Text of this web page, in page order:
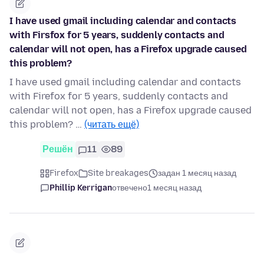
I have used gmail including calendar and contacts
with Firsfox for 5 years, suddenly contacts and
calendar will not open, has a Firefox upgrade caused
this problem?
I have used gmail including calendar and contacts
with Firefox for 5 years, suddenly contacts and
calendar will not open, has a Firefox upgrade caused
this problem? … (читать ещё)
Решён 11 89
Firefox Site breakages
задан 1 месяц назад
Phillip Kerriganотвечено1 месяц назад